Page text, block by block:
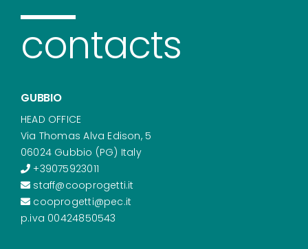
contacts
GUBBIO
HEAD OFFICE
Via Thomas Alva Edison, 5
06024 Gubbio (PG) Italy
+39075923011
staff@cooprogetti.it
cooprogetti@pec.it
p.iva 00424850543